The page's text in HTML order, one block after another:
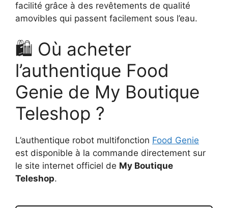
facilité grâce à des revêtements de qualité
amovibles qui passent facilement sous l’eau.
🛍️ Où acheter
l’authentique Food
Genie de My Boutique
Teleshop ?
L’authentique robot multifonction Food Genie
est disponible à la commande directement sur
le site internet officiel de My Boutique
Teleshop.